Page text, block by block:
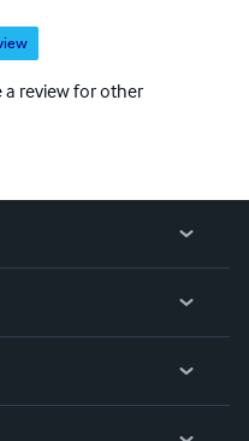
a review for other